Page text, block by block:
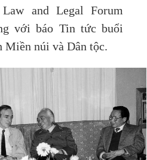
and Legal Forum
với báo Tin tức buổi
Miền núi và Dân tộc.